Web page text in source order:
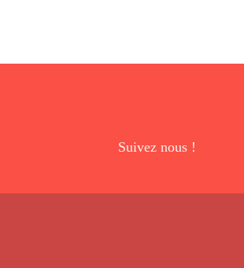
Suivez nous !